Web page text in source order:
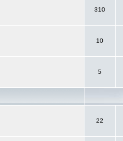
310
10
5
22